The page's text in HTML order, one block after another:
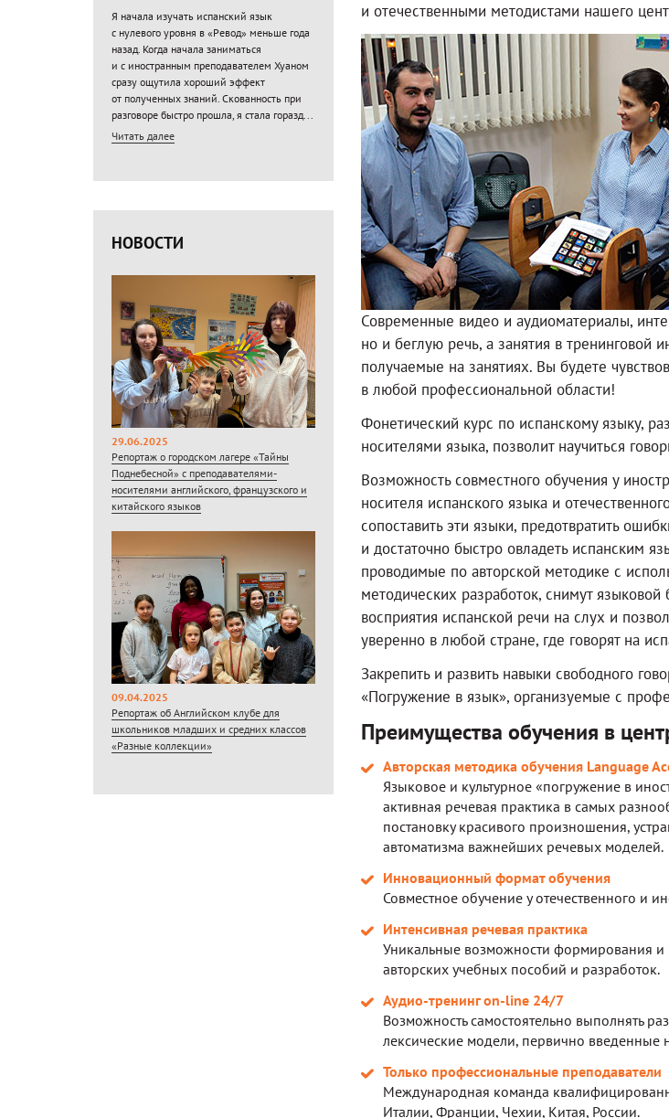
Я начала изучать испанский язык
с нулевого уровня в «Ревод» меньше года
назад. Когда начала заниматься
и с иностранным преподавателем Хуаном
сразу ощутила хороший эффект
от полученных знаний. Скованность при
разговоре быстро прошла, я стала горазд...
Читать далее
НОВОСТИ
29.06.2025
Репортаж о городском лагере «Тайны
Поднебесной» с преподавателями-
носителями английского, французского и
китайского языков
09.04.2025
Репортаж об Английском клубе для
школьников младших и средних классов
«Разные коллекции»
и отечественными методистами нашего
Современные видео и аудиоматериалы,
но и беглую речь, а занятия в тренинговой
получаемые на занятиях. Вы будете
в любой профессиональной области!
Фонетический курс по испанскому языку,
носителями языка, позволит научиться
Возможность совместного обучения у
носителя испанского языка и
сопоставить эти языки, предотвратить
и достаточно быстро овладеть испанским
проводимые по авторской методике с
методических разработок, снимут языковой
восприятия испанской речи на слух и
уверенно в любой стране, где говорят на
Закрепить и развить навыки свободного
«Погружение в язык», организуемые с
Преимущества обучения в
Авторская методика обучения Language
Языковое и культурное «погружение в
активная речевая практика в самых
постановку красивого произношения,
автоматизма важнейших речевых моделей.
Инновационный формат обучения
Совместное обучение у отечественного и
Интенсивная речевая практика
Уникальные возможности формирования и
авторских учебных пособий и разработок.
Аудио-тренинг on-line 24/7
Возможность самостоятельно выполнять
лексические модели, первично введенные
Только профессиональные преподаватели
Международная команда
Италии, Франции, Чехии, Китая, России.